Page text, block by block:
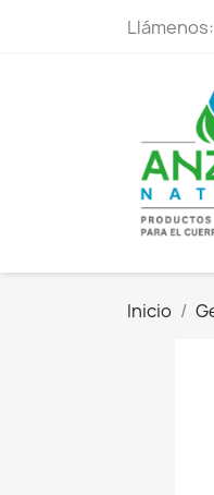
Llámenos:
Inicio